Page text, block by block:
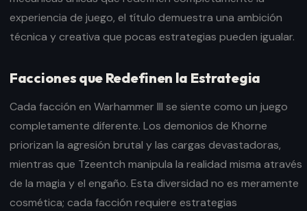
experiencia de juego, el título demuestra una ambición
técnica y creativa que pocas estrategias pueden igualar.
Facciones que Redefinen la Estrategia
Cada facción en Warhammer III se siente como un juego
completamente diferente. Los demonios de Khorne
priorizan la agresión brutal y las cargas devastadoras,
mientras que Tzeentch manipula la realidad misma através
de la magia y el engaño. Esta diversidad no es meramente
cosmética; cada facción requiere estrategias